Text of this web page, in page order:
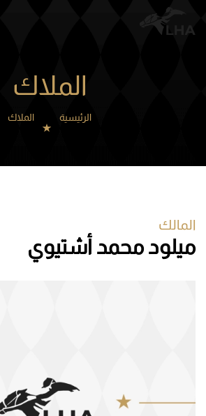
الملاك
الرئيسية الملاك
المالك
ميلود محمد أشتيوي